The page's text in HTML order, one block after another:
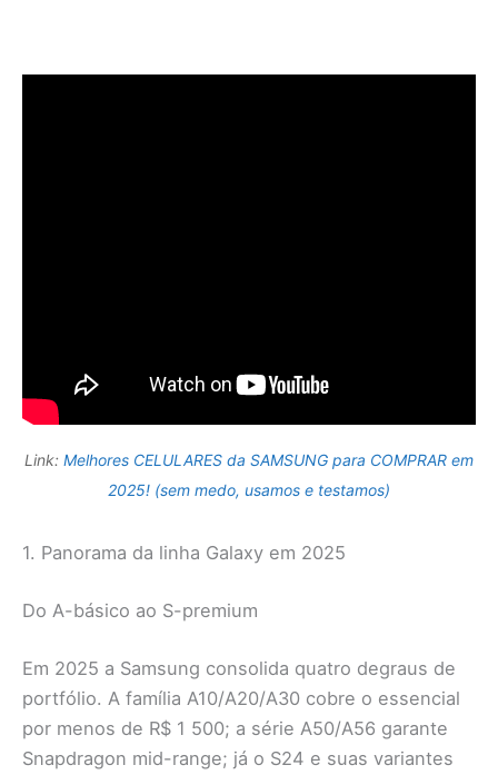
Link: Melhores CELULARES da SAMSUNG para COMPRAR em
2025! (sem medo, usamos e testamos)
1. Panorama da linha Galaxy em 2025
Do A-básico ao S-premium
Em 2025 a Samsung consolida quatro degraus de
portfólio. A família A10/A20/A30 cobre o essencial
por menos de R$ 1 500; a série A50/A56 garante
Snapdragon mid-range; já o S24 e suas variantes